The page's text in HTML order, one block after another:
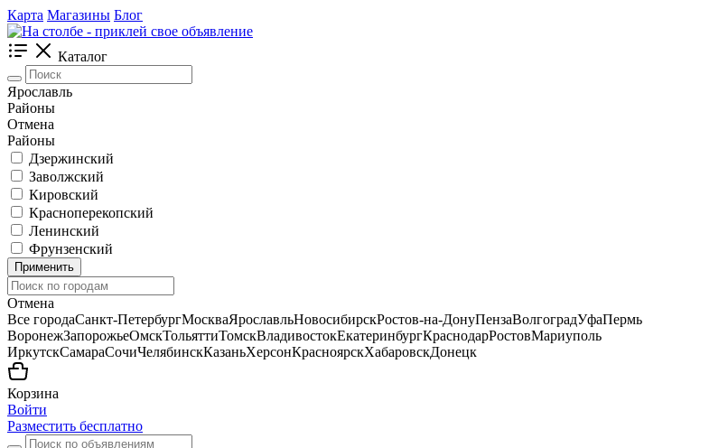
Карта Магазины Блог
Каталог
Ярославль
Районы
Отмена
Районы
Дзержинский
Заволжский
Кировский
Красноперекопский
Ленинский
Фрунзенский
Применить
Отмена
Все городаСанкт-ПетербургМоскваЯрославльНовосибирскРостов-на-ДонуПензаВолгоградУфаПермь
ВоронежЗапорожьеОмскТольяттиТомскВладивостокЕкатеринбургКраснодарРостовМариуполь
ИркутскСамараСочиЧелябинскКазаньХерсонКрасноярскХабаровскДонецк
Корзина
Войти
Разместить бесплатно